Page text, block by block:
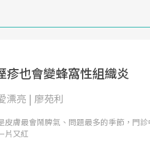
疹也會變蜂窩性組織炎
漂亮 | 廖苑利
皮膚最會鬧脾氣、問題最多的季節，門
片又紅